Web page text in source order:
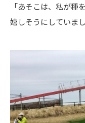
「あそこは、私が
嬉しそうにしていまし